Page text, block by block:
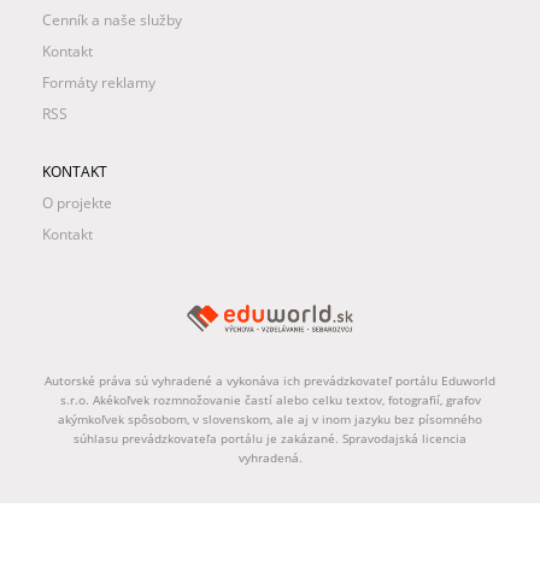
Cenník a naše služby
Kontakt
Formáty reklamy
RSS
KONTAKT
O projekte
Kontakt
Autorské práva sú vyhradené a vykonáva ich prevádzkovateľ portálu Eduworld
s.r.o. Akékoľvek rozmnožovanie častí alebo celku textov, fotografií, grafov
akýmkoľvek spôsobom, v slovenskom, ale aj v inom jazyku bez písomného
súhlasu prevádzkovateľa portálu je zakázané. Spravodajská licencia
vyhradená.